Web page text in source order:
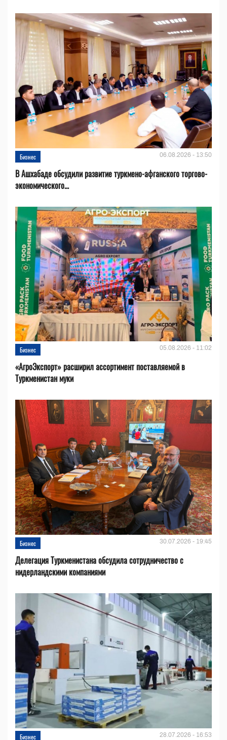
Бизнес 06.08.2026 - 13:50
В Ашхабаде обсудили развитие туркмено-афганского торгово-
экономического...
Бизнес 05.08.2026 - 11:02
«АгроЭкспорт» расширил ассортимент поставляемой в
Туркменистан муки
Бизнес 30.07.2026 - 19:45
Делегация Туркменистана обсудила сотрудничество с
нидерландскими компаниями
Бизнес 28.07.2026 - 16:53